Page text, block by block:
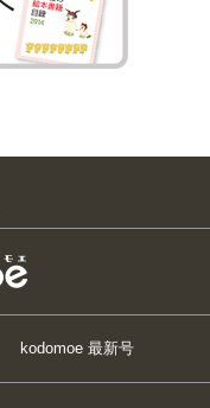
kodomoe 最新号